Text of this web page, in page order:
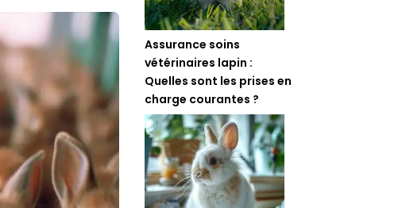
Assurance soins
vétérinaires lapin :
Quelles sont les prises en
charge courantes ?